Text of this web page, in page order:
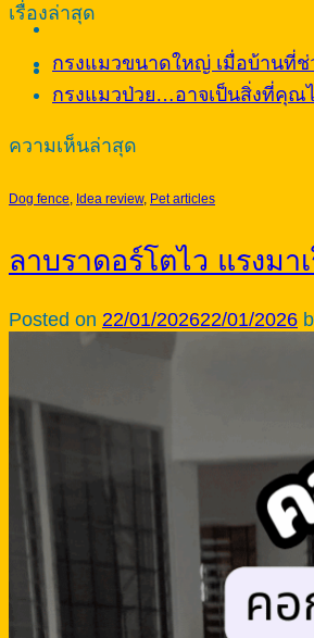
เรื่องล่าสุด
กรงแมวขนาดใหญ่ เมื่อบ้านที่ช่
กรงแมวป่วย…อาจเป็นสิ่งที่คุณ
ความเห็นล่าสุด
Dog fence, Idea review, Pet articles
ลาบราดอร์โตไว แรงม
Posted on 22/01/202622/01/2026